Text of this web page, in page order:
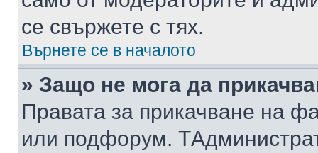
се свържете с тях.
Върнете се в началото
» Защо не мога да
Правата за прикачване на
или подфорум.